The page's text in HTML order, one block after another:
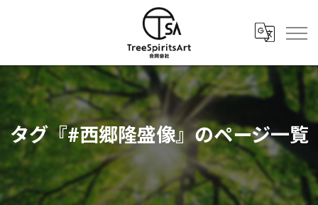
タグ『#西郷隆盛像』のページ一覧